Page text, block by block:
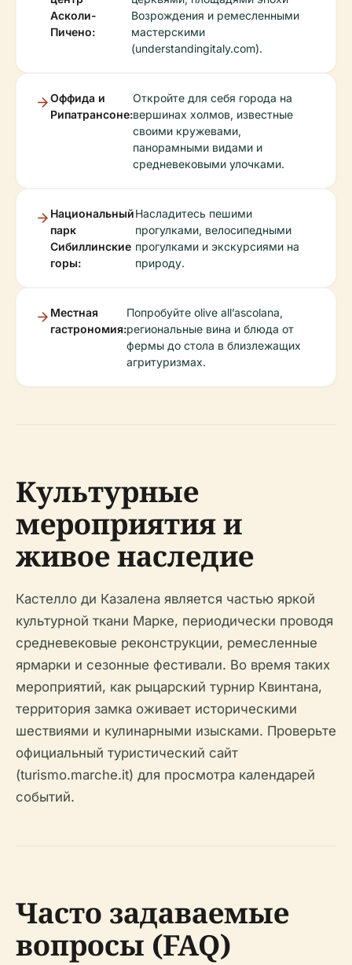
Асколи-
Пичено:
Возрождения и ремесленными
мастерскими
(understandingitaly.com).
Оффида и
Рипатрансоне:
Откройте для себя города на
вершинах холмов, известные
своими кружевами,
панорамными видами и
средневековыми улочками.
Национальный
парк
Сибиллинские
горы:
Насладитесь пешими
прогулками, велосипедными
прогулками и экскурсиями на
природу.
Местная
гастрономия:
Попробуйте olive all’ascolana,
региональные вина и блюда от
фермы до стола в близлежащих
агритуризмах.
Культурные
мероприятия и
живое наследие
Кастелло ди Казалена является частью яркой
культурной ткани Марке, периодически проводя
средневековые реконструкции, ремесленные
ярмарки и сезонные фестивали. Во время таких
мероприятий, как рыцарский турнир Квинтана,
территория замка оживает историческими
шествиями и кулинарными изысками. Проверьте
официальный туристический сайт
(turismo.marche.it) для просмотра календарей
событий.
Часто задаваемые
вопросы (FAQ)